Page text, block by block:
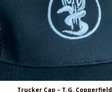
Trucker Cap – T.G. Copperfield